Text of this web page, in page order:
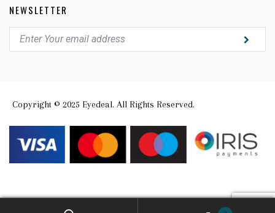
NEWSLETTER
Copyright © 2025 Eyedeal. All Rights Reserved.